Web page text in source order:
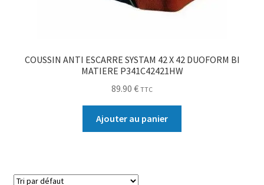
COUSSIN ANTI ESCARRE SYSTAM 42 X 42 DUOFORM BI
MATIERE P341C42421HW
89.90 € TTC
Ajouter au panier